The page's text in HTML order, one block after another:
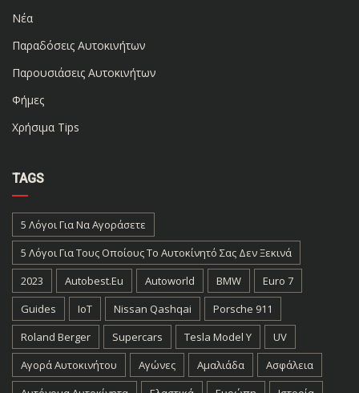
Νέα
Παραδόσεις Αυτοκινήτων
Παρουσιάσεις Αυτοκινήτων
Φήμες
Χρήσιμα Tips
TAGS
5 Λόγοι Για Να Αγοράσετε
5 Λόγοι Για Τους Οποίους Το Αυτοκίνητό Σας Δεν Ξεκινά
2023
Autobest.eu Autoworld BMW
Euro 7
Guides
IoT Nissan Qashqai
Porsche 911
Roland Berger
Supercars Tesla Model Y
UV
Αγορά Αυτοκινήτου
Αγώνες Αμαλιάδα
Ασφάλεια